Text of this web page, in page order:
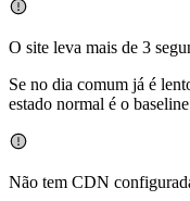
O site leva mais de 3
Se no dia comum já é
estado normal é o
Não tem CDN